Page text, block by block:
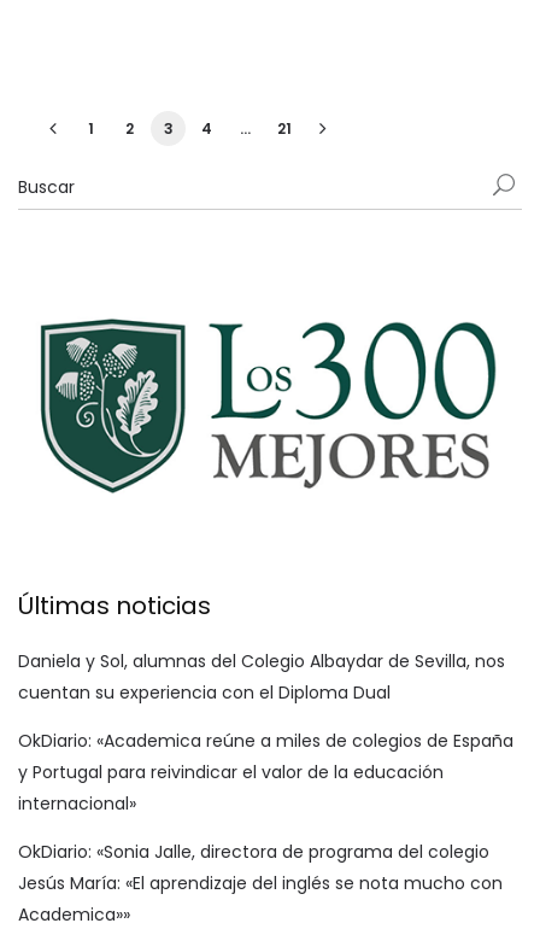
1 2 3 4 … 21
Últimas noticias
Daniela y Sol, alumnas del Colegio Albaydar de Sevilla, nos
cuentan su experiencia con el Diploma Dual
OkDiario: «Academica reúne a miles de colegios de España
y Portugal para reivindicar el valor de la educación
internacional»
OkDiario: «Sonia Jalle, directora de programa del colegio
Jesús María: «El aprendizaje del inglés se nota mucho con
Academica»»